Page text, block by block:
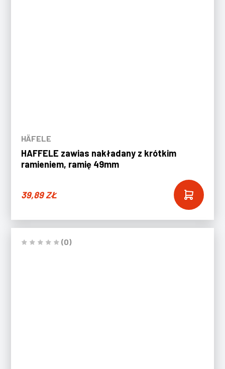
HÄFELE
HAFFELE zawias nakładany z krótkim
ramieniem, ramię 49mm
39,89ZŁ
(0)